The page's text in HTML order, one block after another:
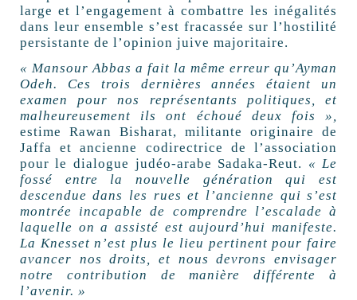
large et l’engagement à combattre les inégalités
dans leur ensemble s’est fracassée sur l’hostilité
persistante de l’opinion juive majoritaire.
« Mansour Abbas a fait la même erreur qu’Ayman
Odeh. Ces trois dernières années étaient un
examen pour nos représentants politiques, et
malheureusement ils ont échoué deux fois
»,
estime Rawan Bisharat, militante originaire de
Jaffa et ancienne codirectrice de l’association
pour le dialogue judéo-arabe Sadaka-Reut. « Le
fossé entre la nouvelle génération qui est
descendue dans les rues et l’ancienne qui s’est
montrée incapable de comprendre l’escalade à
laquelle on a assisté est aujourd’hui manifeste.
La Knesset n’est plus le lieu pertinent pour faire
avancer nos droits, et nous devrons envisager
notre contribution de manière différente à
l’avenir. »